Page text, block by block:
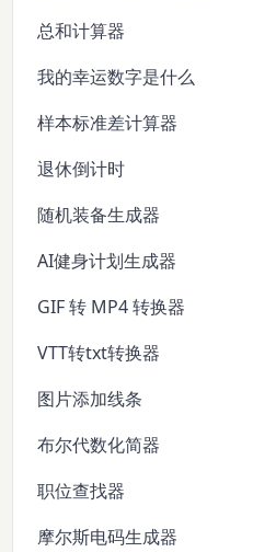
总和计算器
我的幸运数字是什么
样本标准差计算器
退休倒计时
随机装备生成器
AI健身计划生成器
GIF 转 MP4 转换器
VTT转txt转换器
图片添加线条
布尔代数化简器
职位查找器
摩尔斯电码生成器